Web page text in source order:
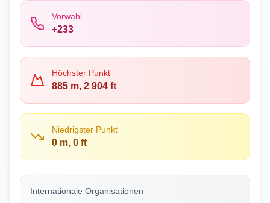
Vorwahl
+233
Höchster Punkt
885 m, 2 904 ft
Niedrigster Punkt
0 m, 0 ft
Internationale Organisationen